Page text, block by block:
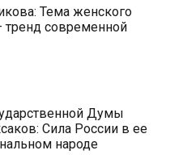
Тема женского
тренд современной
Думы
Сила России в ее
народе